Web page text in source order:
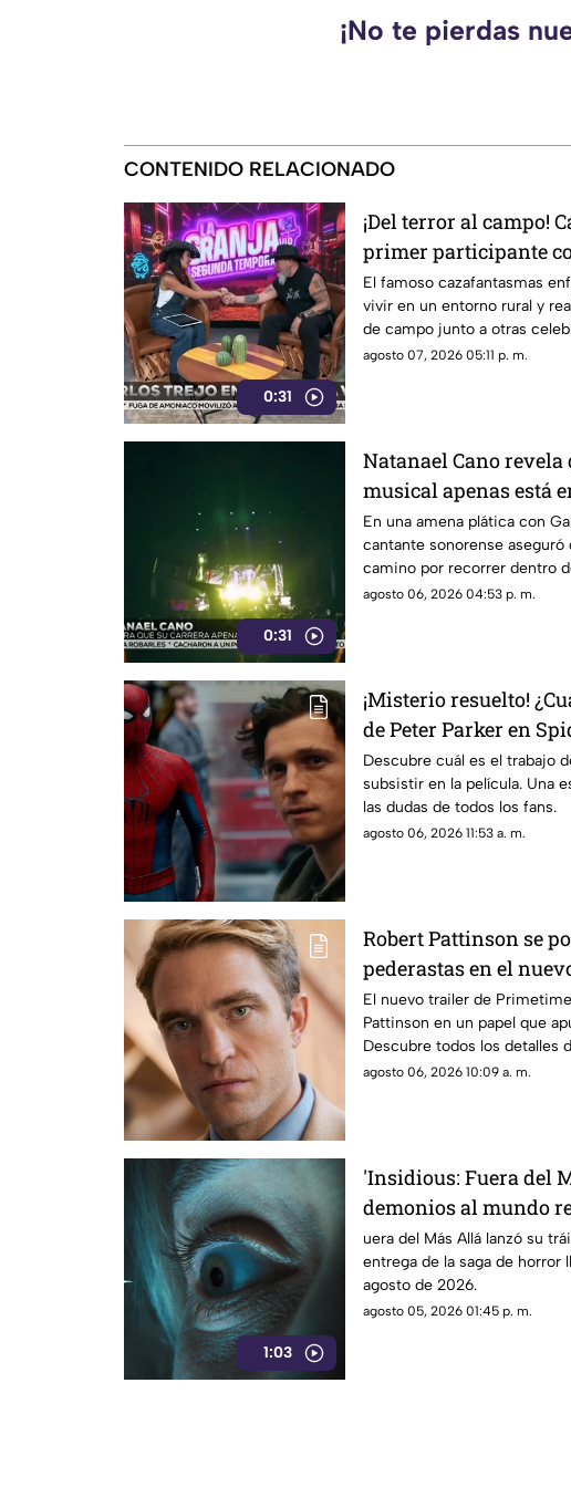
¡No te pierdas
CONTENIDO RELACIONADO
0:31
¡Del terror al campo!
primer participante
La Granja VIP 2026
El famoso cazafantasmas
vivir en un entorno rural y
de campo junto a otras
agosto 07, 2026 05:11 p. m.
0:31
Natanael Cano revela
musical apenas está
En una amena plática con
cantante sonorense
camino por recorrer dentro
agosto 06, 2026 04:53 p. m.
¡Misterio resuelto!
de Peter Parker en
New Day?
Descubre cuál es el trabajo
subsistir en la película. Una
las dudas de todos los fans.
agosto 06, 2026 11:53 a. m.
Robert Pattinson se
pederastas en el
en hechos reales
El nuevo trailer de
Pattinson en un papel que
Descubre todos los detalles
película aquí.
agosto 06, 2026 10:09 a. m.
1:03
'Insidious: Fuera del
demonios al mundo
final
uera del Más Allá lanzó su
entrega de la saga de horror
agosto de 2026.
agosto 05, 2026 01:45 p. m.